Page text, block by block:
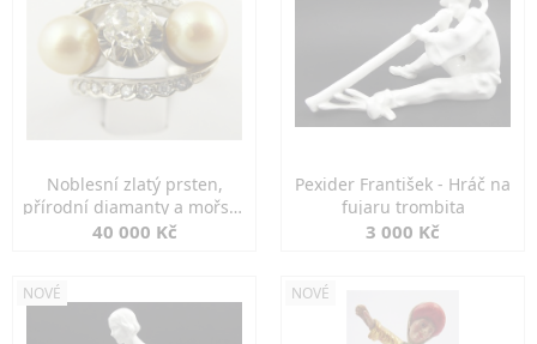
Noblesní zlatý prsten,
přírodní diamanty a mořské
perly
40 000 Kč
Pexider František - Hráč na
fujaru trombita
3 000 Kč
NOVÉ NOVÉ